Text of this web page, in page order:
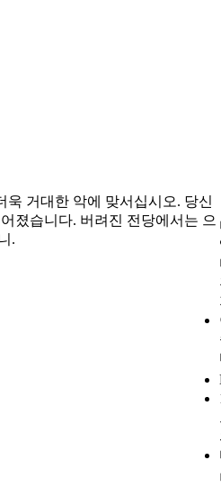
거대한 악에 맞서십시오. 당신
졌습니다. 버려진 전당에서는 으
.